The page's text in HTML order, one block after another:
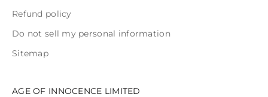
Refund policy
Do not sell my personal information
Sitemap
AGE OF INNOCENCE LIMITED